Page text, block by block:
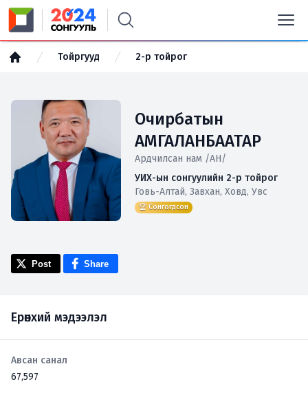
Тойргууд 2-р тойрог
Очирбатын
АМГАЛАНБААТАР
Ардчилсан нам /АН/
УИХ-ын сонгуулийн 2-р тойрог
Говь-Алтай, Завхан, Ховд, Увс
🏆 Сонгогдсон
Post Share
Ерөнхий мэдээлэл
Авсан санал
67,597